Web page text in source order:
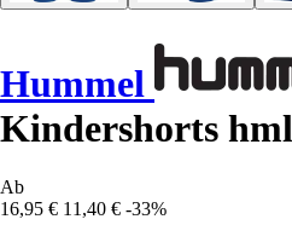
Hummel
Kindershorts
Ab
16,95 € 11,40 € -33%